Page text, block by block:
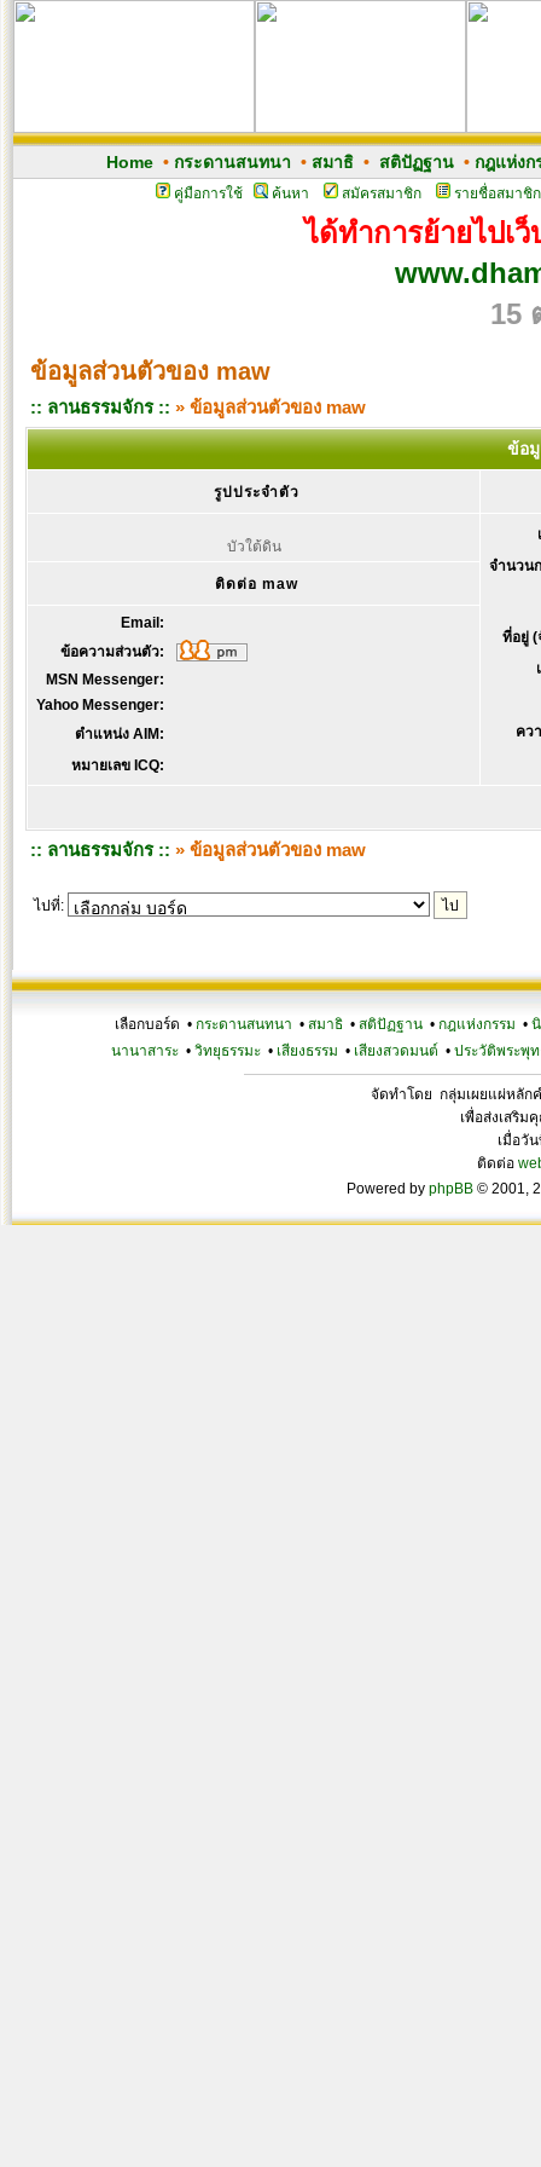
Home• กระดานสนทนา • สมาธิ• สติปัฏฐาน• กฎแห่งก
คู่มือการใช้ ค้นหา สมัครสมาชิก รายชื่อสมาชิก
ได้ทำการย้ายไปเ
15
ข้อมูลส่วนตัวของ maw
:: ลานธรรมจักร :: » ข้อมูลส่วนตัวของ maw
ข้อ
รูปประจำตัว
บัวใต้ดิน
จำนวน
ที่อยู่ (
คว
ติดต่อ maw
Email:
ข้อความส่วนตัว:
MSN Messenger:
Yahoo Messenger:
ตำแหน่ง AIM:
หมายเลข ICQ:
:: ลานธรรมจักร :: » ข้อมูลส่วนตัวของ maw
ไปที่:
เลือกบอร์ด • กระดานสนทนา • สมาธิ • สติปัฏฐาน • กฎแห่งกรรม •
นานาสาระ• วิทยุธรรมะ• เสียงธรรม • เสียงสวดมนต์ • ประวัติพระพุท
จัดทำโดย กลุ่มเผยแผ่หลัก
เพื่อส่งเสริม
เมื่อวั
ติดต่อ
Powered by phpBB © 2001,